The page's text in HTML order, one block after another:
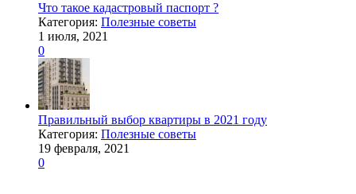
Что такое кадастровый паспорт ?
Категория: Полезные советы
1 июля, 2021
0
Правильный выбор квартиры в 2021 году
Категория: Полезные советы
19 февраля, 2021
0